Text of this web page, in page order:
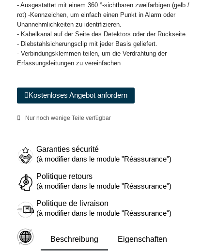
- Ausgestattet mit einem 360 °-sichtbaren zweifarbigen (gelb /
rot) -Kennzeichen, um einfach einen Punkt in Alarm oder
Unannehmlichkeiten zu identifizieren.
- Kabelkanal auf der Seite des Detektors oder der Rückseite.
- Diebstahlsicherungsclip mit jeder Basis geliefert.
- Verbindungsklemmen teilen, um die Verdrahtung der
Erfassungsleitungen zu vereinfachen
Kostenloses Angebot anfordern
Nur noch wenige Teile verfügbar
Garanties sécurité
(à modifier dans le module "Réassurance")
Politique retours
(à modifier dans le module "Réassurance")
Politique de livraison
(à modifier dans le module "Réassurance")
Beschreibung Eigenschaften